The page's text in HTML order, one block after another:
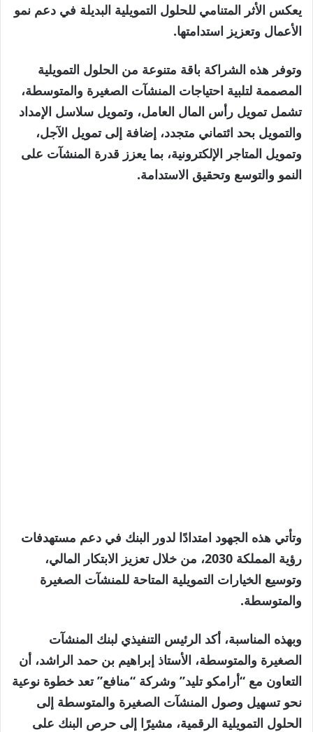
يعكس الأثر المتنامي للحلول التمويلية البديلة في دعم نمو
الأعمال وتعزيز استدامتها.
وتوفر هذه الشراكة باقة متنوعة من الحلول التمويلية
المصممة لتلبية احتياجات المنشآت الصغيرة والمتوسطة،
تشمل تمويل رأس المال العامل، وتمويل سلاسل الإمداد
والتمويل بحد ائتماني متجدد، إضافة إلى تمويل الآجل،
وتمويل المتاجر الإلكترونية، بما يعزز قدرة المنشآت على
النمو والتوسع وتحقيق الاستدامة.
وتأتي هذه الجهود امتدادًا لدور البنك في دعم مستهدفات
رؤية المملكة 2030، من خلال تعزيز الابتكار المالي،
وتوسيع الخيارات التمويلية المتاحة للمنشآت الصغيرة
والمتوسطة.
وبهذه المناسبة، أكد الرئيس التنفيذي لبنك المنشآت
الصغيرة والمتوسطة، الأستاذ إبراهيم بن حمد الراشد، أن
التعاون مع “أرامكو تليد” وشركة “منافع” تعد خطوة نوعية
نحو تسهيل وصول المنشآت الصغيرة والمتوسطة إلى
الحلول التمويلية الرقمية، مشيرًا إلى حرص البنك على